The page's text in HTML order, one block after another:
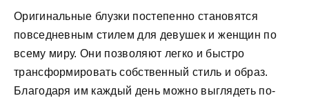
Оригинальные блузки постепенно становятся
повседневным стилем для девушек и женщин по
всему миру. Они позволяют легко и быстро
трансформировать собственный стиль и образ.
Благодаря им каждый день можно выглядеть по-